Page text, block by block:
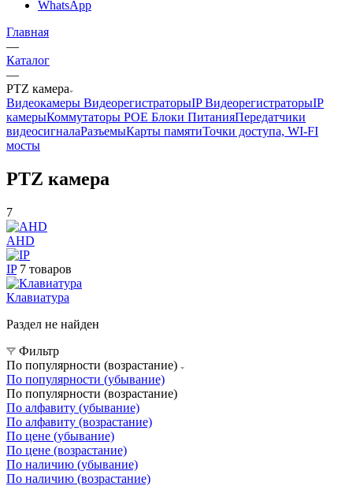
WhatsApp
Главная
—
Каталог
—
PTZ камера
Видеокамеры ВидеорегистраторыIP ВидеорегистраторыIP
камерыКоммутаторы POE Блоки ПитанияПередатчики
видеосигналаРазъемыКарты памятиТочки доступа, WI-FI
мосты
PTZ камера
7
AHD
IP 7 товаров
Клавиатура
Раздел не найден
Фильтр
По популярности (возрастание)
По популярности (убывание)
По популярности (возрастание)
По алфавиту (убывание)
По алфавиту (возрастание)
По цене (убывание)
По цене (возрастание)
По наличию (убывание)
По наличию (возрастание)